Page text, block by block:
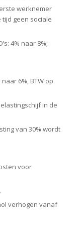
werknemer
geen sociale
4% naar 8%;
6%, BTW op
in de
van 30% wordt
voor
verhogen vanaf